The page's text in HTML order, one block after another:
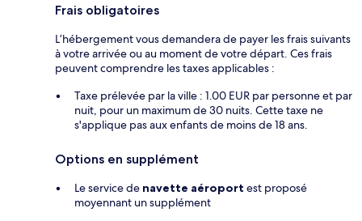
Frais obligatoires
L’hébergement vous demandera de payer les frais suivants
à votre arrivée ou au moment de votre départ. Ces frais
peuvent comprendre les taxes applicables :
Taxe prélevée par la ville : 1.00 EUR par personne et par
nuit, pour un maximum de 30 nuits. Cette taxe ne
s'applique pas aux enfants de moins de 18 ans.
Options en supplément
Le service de navette aéroport est proposé
moyennant un supplément